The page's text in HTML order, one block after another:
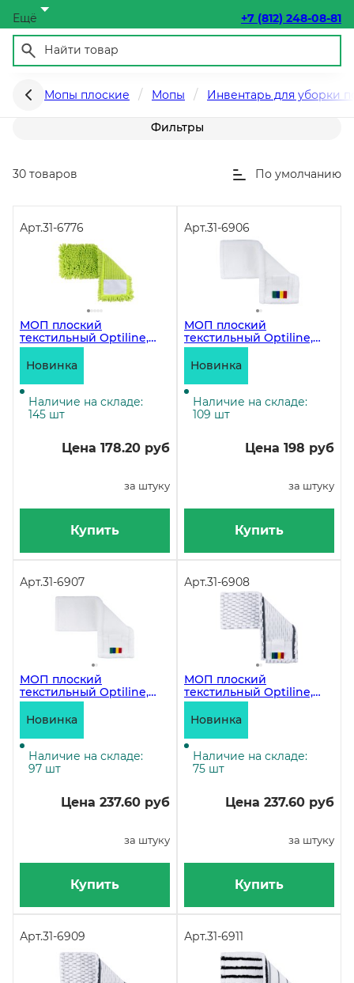
Ещё +7 (812) 248-08-81
Мопы плоские Мопы Инвентарь для уборки
Микрофибра
Фильтры
30 товаров По умолчанию
Арт.31-6776
МОП плоский
текстильный Optiline,
40х10 см, карман,
микрофибра
Новинка
Наличие на складе:
145 шт
Цена 178.20 руб
за штуку
Купить
Арт.31-6906
МОП плоский
текстильный Optiline,
40х13 см,
универсальный,
Новинка
Наличие на складе:
109 шт
Цена 198 руб
за штуку
Купить
Арт.31-6907
МОП плоский
текстильный Optiline,
50х13 см,
универсальный,
Новинка
Наличие на складе:
97 шт
Цена 237.60 руб
за штуку
Купить
Арт.31-6908
МОП плоский
текстильный Optiline,
50х13 см,
универсальный,
абразивом, белый
Новинка
Наличие на складе:
75 шт
Цена 237.60 руб
за штуку
Купить
Арт.31-6909 Арт.31-6911